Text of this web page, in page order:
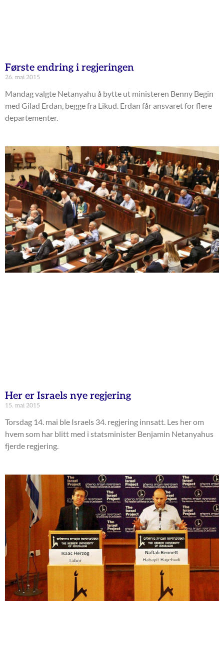
Første endring i regjeringen
26. mai 2015
Mandag valgte Netanyahu å bytte ut ministeren Benny Begin
med Gilad Erdan, begge fra Likud. Erdan får ansvaret for flere
departementer.
Her er Israels nye regjering
15. mai 2015
Torsdag 14. mai ble Israels 34. regjering innsatt. Les her om
hvem som har blitt med i statsminister Benjamin Netanyahus
fjerde regjering.